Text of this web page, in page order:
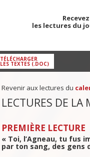
les lectures du
TÉLÉCHARGER
LES TEXTES (.DOC)
Revenir aux lectures du
LECTURES DE LA
PREMIÈRE LECTURE
« Toi, l’Agneau, tu fus
par ton sang, des gens